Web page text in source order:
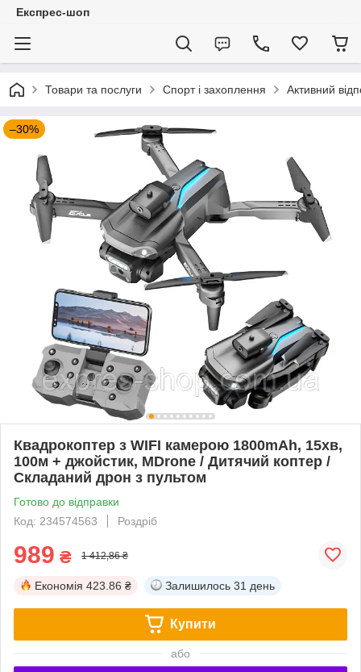
Експрес-шоп
Товари та послуги Спорт і захоплення Активний
–30%
Квадрокоптер з WIFI камерою 1800mAh, 15хв,
100м + джойстик, MDrone / Дитячий коптер /
Складаний дрон з пультом
Готово до відправки
Код: 234574563
Роздріб
989 ₴ 1 412,86 ₴
Економія 423.86 ₴ Залишилось 31 день
Купити
або